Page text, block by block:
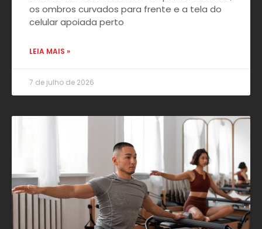
os ombros curvados para frente e a tela do
celular apoiada perto
LEIA MAIS »
7 de julho de 2026